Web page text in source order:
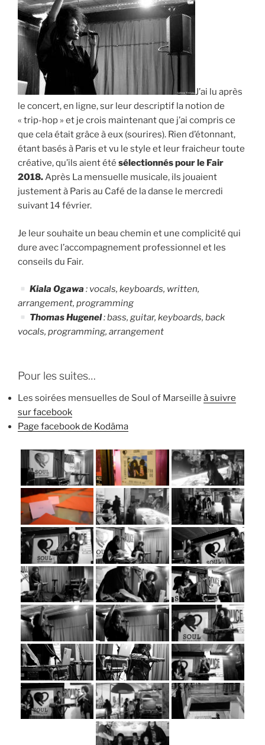
J’ai lu après
le concert, en ligne, sur leur descriptif la notion de
« trip-hop » et je crois maintenant que j’ai compris ce
que cela était grâce à eux (sourires). Rien d’étonnant,
étant basés à Paris et vu le style et leur fraicheur toute
créative, qu’ils aient été sélectionnés pour le Fair
2018.Après La mensuelle musicale, ils jouaient
justement à Paris au Café de la danse le mercredi
suivant 14 février.
Je leur souhaite un beau chemin et une complicité qui
dure avec l’accompagnement professionnel et les
conseils du Fair.
Kiala Ogawa : vocals, keyboards, written,
arrangement, programming
Thomas Hugenel: bass, guitar, keyboards, back
vocals, programming, arrangement
Pour les suites…
Les soirées mensuelles de Soul of Marseille à suivre
sur facebook
Page facebook de Kodäma